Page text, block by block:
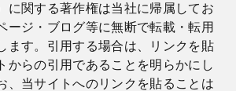
に関する著作権は当社に帰属してお
ージ・ブログ等に無断で転載・転用
ます。引用する場合は、リンクを貼
からの引用であることを明らかにし
、当サイトへのリンクを貼ることは